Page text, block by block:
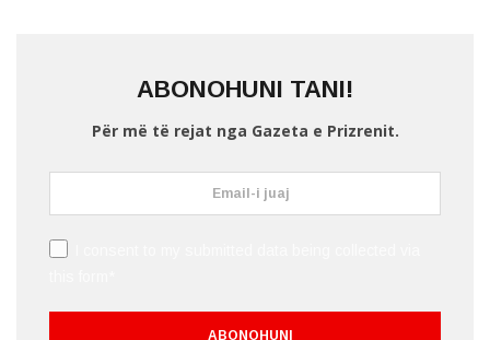
ABONOHUNI TANI!
Për më të rejat nga Gazeta e Prizrenit.